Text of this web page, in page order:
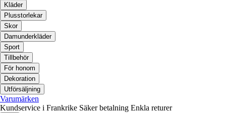
Kläder
Plusstorlekar
Skor
Damunderkläder
Sport
Tillbehör
För honom
Dekoration
Utförsäljning
Varumärken
Kundservice i Frankrike Säker betalning Enkla returer